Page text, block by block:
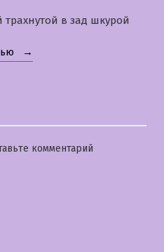
в зад шкурой
«Юлия»
комментарий